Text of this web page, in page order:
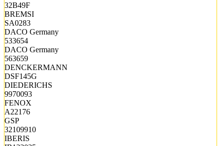
32B49F
BREMSI
SA0283
DACO Germany
533654
DACO Germany
563659
DENCKERMANN
DSF145G
DIEDERICHS
9970093
FENOX
A22176
GSP
32109910
IBERIS